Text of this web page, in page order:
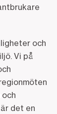
och
Vi på
det en